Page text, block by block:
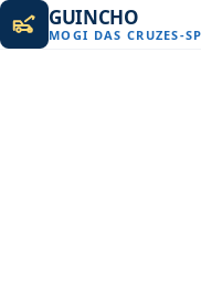
GUINCHO
MOGI DAS CRUZES-SP